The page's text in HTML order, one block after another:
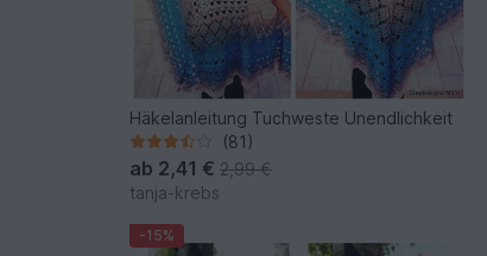
Häkelanleitung Tuchweste Unendlichkeit
(81)
ab 2,41 €2,99 €
tanja-krebs
-15%